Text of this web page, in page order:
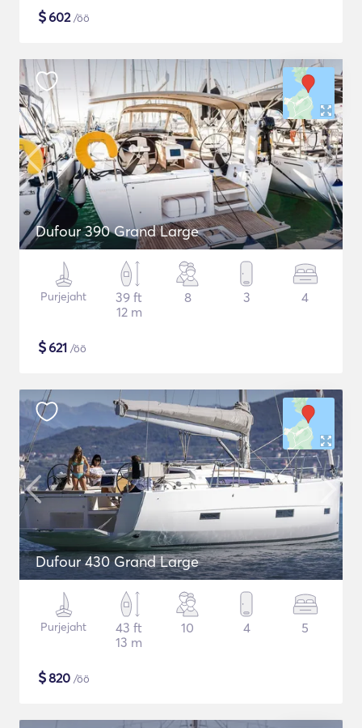
$602/öö
Dufour 390 Grand Large
Purjejaht
39 ft
12 m
8 3 4
$621 /öö
Dufour 430 Grand Large
Purjejaht
43 ft
13 m
10 4 5
$820 /öö